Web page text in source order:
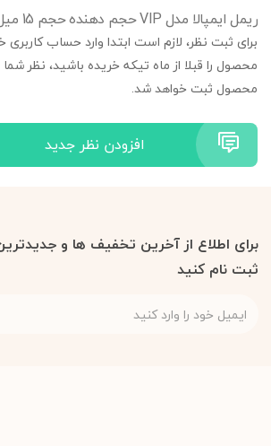
ریمل ایمپالا مدل VIP حجم دهنده حجم 15 میل
برای ثبت نظر، لازم است ابتدا وارد حساب کاربری
محصول را قبلا از ماه تیکه خریده باشید، نظر
محصول ثبت خواهد شد.
افزودن نظر جدید
برای اطلاع از آخرین تخفیف ها و جدیدترین
ثبت نام کنید